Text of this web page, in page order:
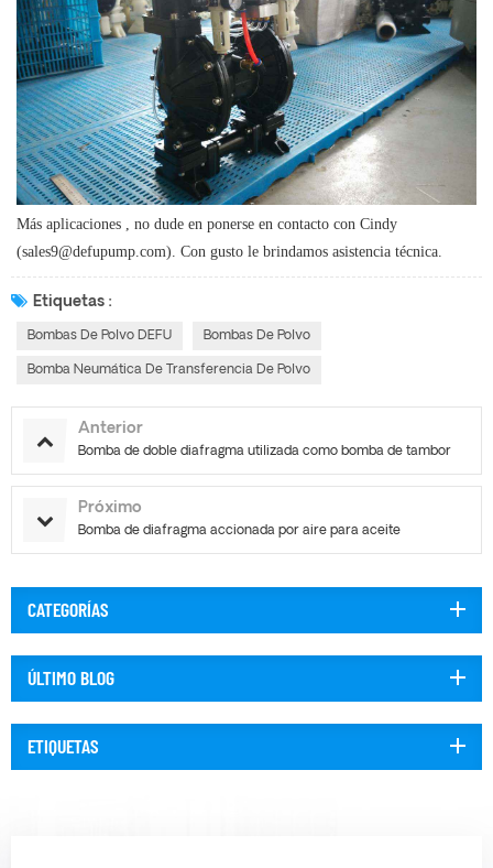
Más aplicaciones , no dude en ponerse en contacto con Cindy
(sales9@defupump.com). Con gusto le brindamos asistencia técnica.
Etiquetas :
Bombas De Polvo DEFU Bombas De Polvo
Bomba Neumática De Transferencia De Polvo
Anterior
Bomba de doble diafragma utilizada como bomba de tambor
Próximo
Bomba de diafragma accionada por aire para aceite
CATEGORÍAS
ÚLTIMO BLOG
ETIQUETAS